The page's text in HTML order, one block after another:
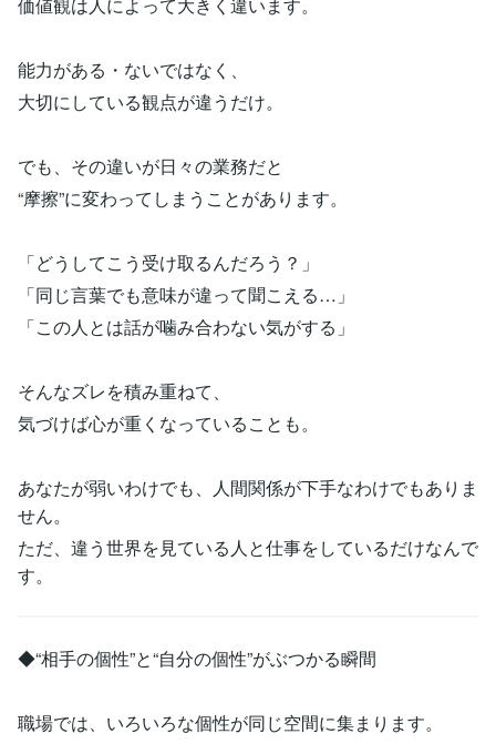
能力がある・ないではなく、
大切にしている観点が違うだけ。
でも、その違いが日々の業務だと
“摩擦”に変わってしまうことがあります。
「どうしてこう受け取るんだろう？」
「同じ言葉でも意味が違って聞こえる…」
「この人とは話が噛み合わない気がする」
そんなズレを積み重ねて、
気づけば心が重くなっていることも。
あなたが弱いわけでも、人間関係が下手なわけでもありま
せん。
ただ、違う世界を見ている人と仕事をしているだけなんで
す。
◆“相手の個性”と“自分の個性”がぶつかる瞬間
職場では、いろいろな個性が同じ空間に集まります。